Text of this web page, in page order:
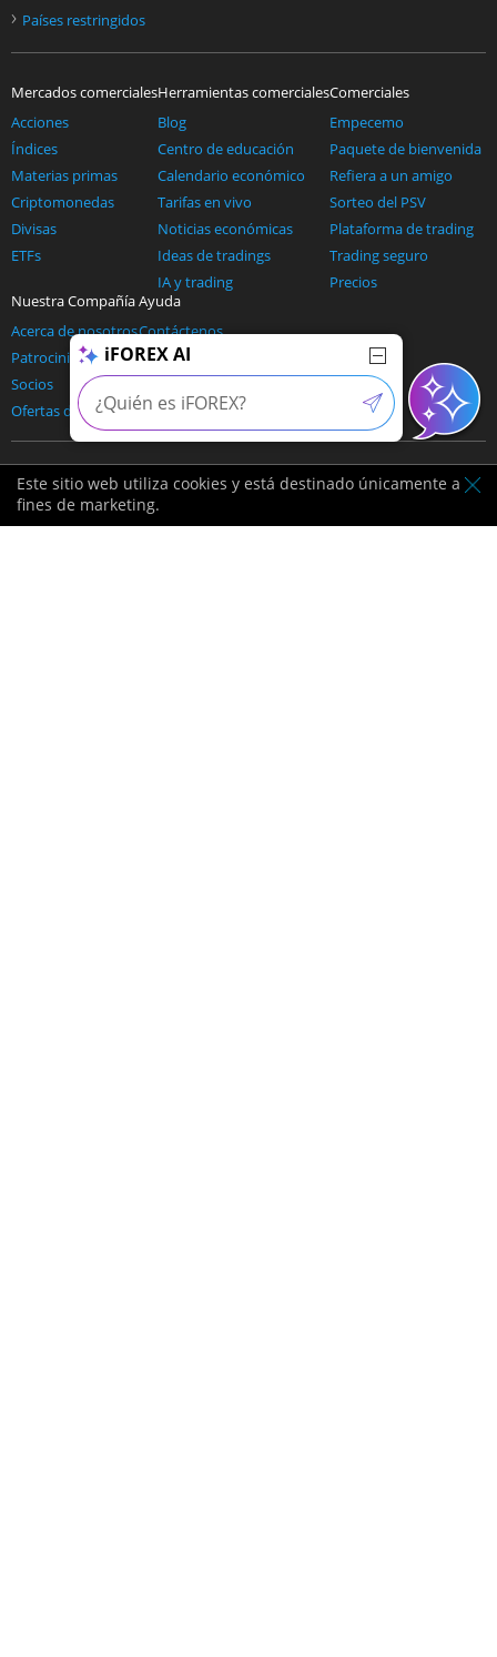
Este sitio web utiliza cookies y está destinado únicamente a
fines de marketing.
› Países restringidos
Mercados comerciales
Acciones
Índices
Materias primas
Criptomonedas
Divisas
ETFs
Herramientas comerciales
Blog
Centro de educación
Calendario económico
Tarifas en vivo
Noticias económicas
Ideas de tradings
IA y trading
Comerciales
Empecemo
Paquete de bienvenida
Refiera a un amigo
Sorteo del PSV
Plataforma de trading
Trading seguro
Precios
Nuestra Compañía
Acerca de nosotros
Patrocinios
Socios
Ofertas de afiliados
Ayuda
Contáctenos
Soporte y preguntas frecuentes
Ponerse en contacto:
iFOREX AI